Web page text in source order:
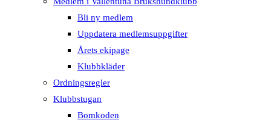
Bli ny medlem
Uppdatera medlemsuppgifter
Årets ekipage
Klubbkläder
Ordningsregler
Klubbstugan
Bomkoden